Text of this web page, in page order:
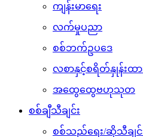
ကျန်းမာရေး
လက်မှုပညာ
စစ်ဘက်ဥပဒေ
လစာနှင့်စရိတ်နှုန်းထာ
အထွေထွေဗဟုသုတ
စစ်ချီသီချင်း
စစ်သည်ရေး/ဆိုသီချင်း